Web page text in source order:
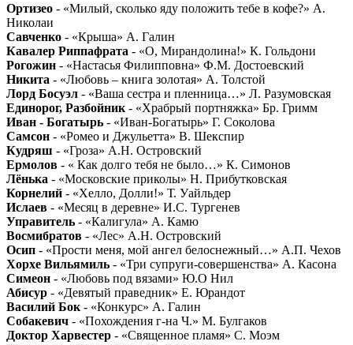
Ортизео - «Милый, сколько яду положить тебе в кофе?» А.
Николаи
Савченко - «Крыша» А. Галин
Кавалер Риппафрата - «О, Мирандолина!» К. Гольдони
Рогожин - «Настасья Филипповна» Ф.М. Достоевский
Никита - «Любовь – книга золотая» А. Толстой
Лорд Босуэл - «Ваша сестра и пленница…» Л. Разумовская
Единорог, Разбойник - «Храбрый портняжка» Бр. Гримм
Иван - Богатырь - «Иван-Богатырь» Г. Соколова
Самсон - «Ромео и Джульетта» В. Шекспир
Кудряш - «Гроза» А.Н. Островский
Ермолов - « Как долго тебя не было…» К. Симонов
Лёнька - «Московские приколы» Н. Прибутковская
Корнелий - «Хелло, Долли!» Т. Уайльдер
Ислаев - «Месяц в деревне» И.С. Тургенев
Управитель - «Калигула» А. Камю
Восмибратов - «Лес» А.Н. Островский
Осип - «Прости меня, мой ангел белоснежный…» А.П. Чехов
Хорхе Вильямиль - «Три супруги-совершенства» А. Касона
Симеон - «Любовь под вязами» Ю.О Нил
Абисур - «Девятый праведник» Е. Юрандот
Василий Бок - «Конкурс» А. Галин
Собакевич - «Похождения г-на Ч.» М. Булгаков
Доктор Харвестер - «Священное пламя» С. Моэм